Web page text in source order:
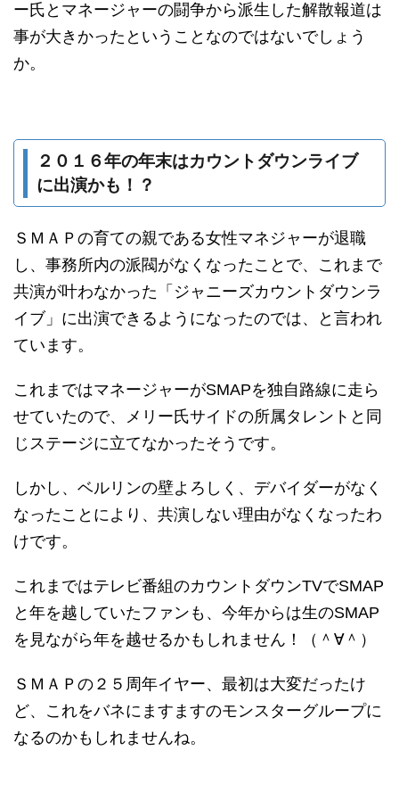
ー氏とマネージャーの闘争から派生した解散報道は
事が大きかったということなのではないでしょう
か。
２０１６年の年末はカウントダウンライブ
に出演かも！？
ＳＭＡＰの育ての親である女性マネジャーが退職
し、事務所内の派閥がなくなったことで、これまで
共演が叶わなかった「ジャニーズカウントダウンラ
イブ」に出演できるようになったのでは、と言われ
ています。
これまではマネージャーがSMAPを独自路線に走ら
せていたので、メリー氏サイドの所属タレントと同
じステージに立てなかったそうです。
しかし、ベルリンの壁よろしく、デバイダーがなく
なったことにより、共演しない理由がなくなったわ
けです。
これまではテレビ番組のカウントダウンTVでSMAP
と年を越していたファンも、今年からは生のSMAP
を見ながら年を越せるかもしれません！（＾∀＾）
ＳＭＡＰの２５周年イヤー、最初は大変だったけ
ど、これをバネにますますのモンスターグループに
なるのかもしれませんね。